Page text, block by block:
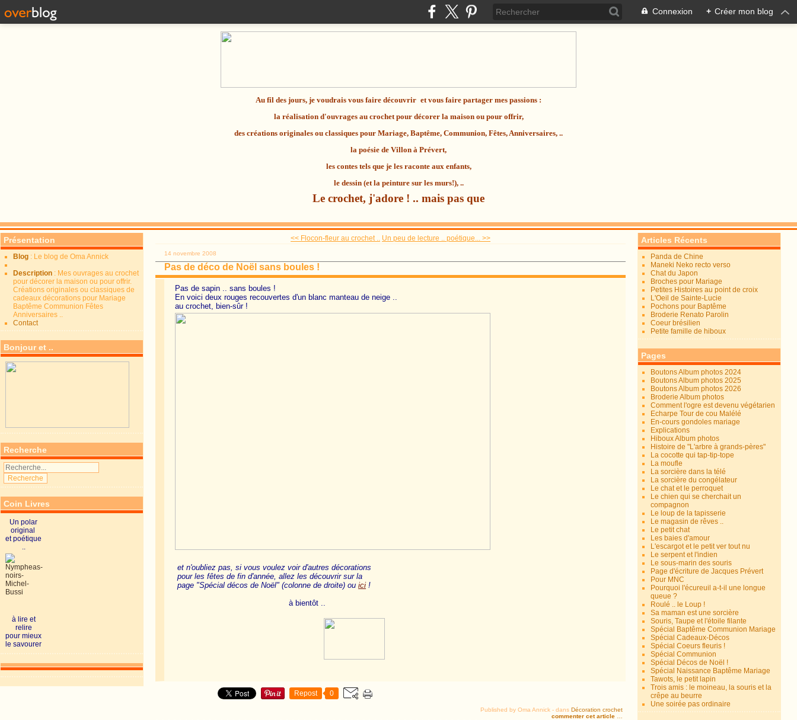
Connexion + Créer mon blog
Au fil des jours, je voudrais vous faire découvrir et vous faire partager mes passions :
la réalisation d'ouvrages au crochetpour décorer la maison ou pour offrir,
des créations originales ou classiques pour Mariage, Baptême, Communion, Fêtes, Anniversaires, ..
la poésie de Villon à Prévert,
les contes tels que je les raconte aux enfants,
le dessin (et la peinture sur les murs!), ..
Le crochet, j'adore ! .. mais pas que
Présentation
Blog : Le blog de Oma Annick
Description : Mes ouvrages au crochet
pour décorer la maison ou pour offrir.
Créations originales ou classiques de
cadeaux décorations pour Mariage
Baptême Communion Fêtes
Anniversaires ..
Contact
Bonjour et ..
Recherche
Coin Livres
Un polar
original
et poétique
..
à lire et
relire
pour mieux
le savourer
<< Flocon-fleur au crochet .. Un peu de lecture .. poétique... >>
14 novembre 2008
Pas de déco de Noël sans boules !
Pas de sapin .. sans boules !
En voici deux rouges recouvertes d'un blanc manteau de neige ..
au crochet, bien-sûr !
et n'oubliez pas, si vous voulez voir d'autres décorations
pour les fêtes de fin d'année, allez les découvrir sur la
page "Spécial décos de Noël" (colonne de droite) ou ici !
à bientôt ..
Repost 0
Published by Oma Annick - dansDécoration crochet
commenter cet article
Articles Récents
Panda de Chine
Maneki Neko recto verso
Chat du Japon
Broches pour Mariage
Petites Histoires au point de croix
L'Oeil de Sainte-Lucie
Pochons pour Baptême
Broderie Renato Parolin
Coeur brésilien
Petite famille de hiboux
Pages
Boutons Album photos 2024
Boutons Album photos 2025
Boutons Album photos 2026
Broderie Album photos
Comment l'ogre est devenu végétarien
Echarpe Tour de cou Malélé
En-cours gondoles mariage
Explications
Hiboux Album photos
Histoire de "L'arbre à grands-pères"
La cocotte qui tap-tip-tope
La moufle
La sorcière dans la télé
La sorcière du congélateur
Le chat et le perroquet
Le chien qui se cherchait un
compagnon
Le loup de la tapisserie
Le magasin de rêves ..
Le petit chat
Les baies d'amour
L'escargot et le petit ver tout nu
Le serpent et l'indien
Le sous-marin des souris
Page d'écriture de Jacques Prévert
Pour MNC
Pourquoi l'écureuil a-t-il une longue
queue ?
Roulé .. le Loup !
Sa maman est une sorcière
Souris, Taupe et l'étoile filante
Spécial Baptême Communion Mariage
Spécial Cadeaux-Décos
Spécial Coeurs fleuris !
Spécial Communion
Spécial Décos de Noël !
Spécial Naissance Baptême Mariage
Tawots, le petit lapin
Trois amis : le moineau, la souris et la
crêpe au beurre
Une soirée pas ordinaire